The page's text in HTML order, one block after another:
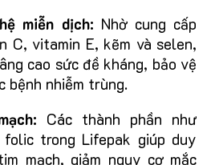
miễn dịch: Nhờ cung cấp
C, vitamin E, kẽm và selen,
cao sức đề kháng, bảo vệ
bệnh nhiễm trùng.
Các thành phần như
trong Lifepak giúp duy
mạch, giảm nguy cơ mắc